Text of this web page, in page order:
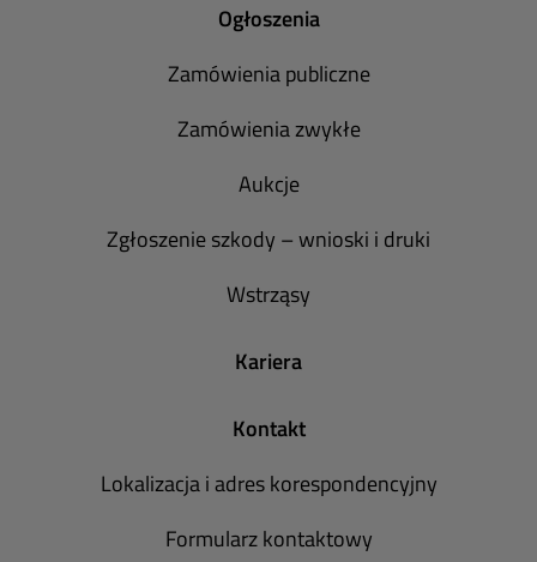
Ogłoszenia
Zamówienia publiczne
Zamówienia zwykłe
Aukcje
Zgłoszenie szkody – wnioski i druki
Wstrząsy
Kariera
Kontakt
Lokalizacja i adres korespondencyjny
Formularz kontaktowy